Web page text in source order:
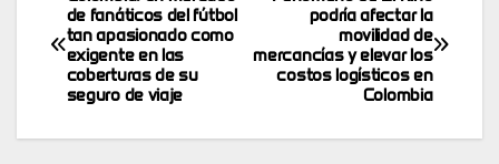
navigation
podría afectar la
movilidad de
mercancías y elevar los
costos logísticos en
Colombia
de fanáticos del fútbol
tan apasionado como
exigente en las
coberturas de su
seguro de viaje